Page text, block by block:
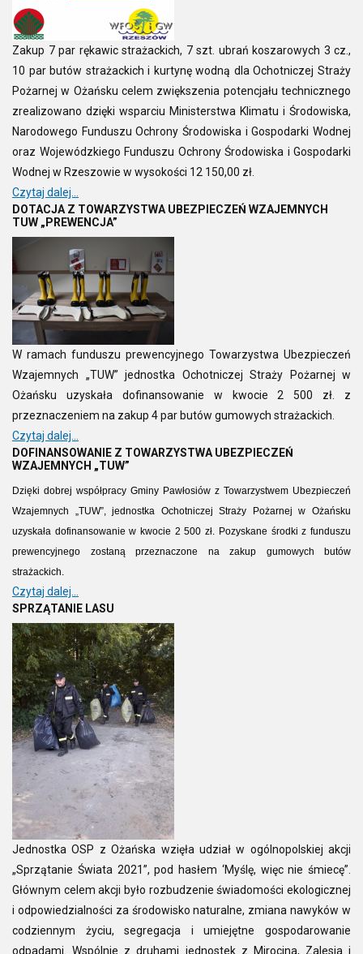
Zakup 7 par rękawic strażackich, 7 szt. ubrań koszarowych 3 cz.,
10 par butów strażackich i kurtynę wodną dla Ochotniczej Straży
Pożarnej w Ożańsku celem zwiększenia potencjału technicznego
zrealizowano dzięki wsparciu Ministerstwa Klimatu i Środowiska,
Narodowego Funduszu Ochrony Środowiska i Gospodarki Wodnej
oraz Wojewódzkiego Funduszu Ochrony Środowiska i Gospodarki
Wodnej w Rzeszowie w wysokości 12 150,00 zł.
Czytaj dalej...
DOTACJA Z TOWARZYSTWA UBEZPIECZEŃ WZAJEMNYCH
TUW „PREWENCJA”
W ramach funduszu prewencyjnego Towarzystwa Ubezpieczeń
Wzajemnych „TUW” jednostka Ochotniczej Straży Pożarnej w
Ożańsku uzyskała dofinansowanie w kwocie 2 500 zł. z
przeznaczeniem na zakup 4 par butów gumowych strażackich.
Czytaj dalej...
DOFINANSOWANIE Z TOWARZYSTWA UBEZPIECZEŃ
WZAJEMNYCH „TUW”
Dzięki dobrej współpracy Gminy Pawłosiów z Towarzystwem Ubezpieczeń
Wzajemnych „TUW”, jednostka Ochotniczej Straży Pożarnej w Ożańsku
uzyskała dofinansowanie w kwocie 2 500 zł. Pozyskane środki z funduszu
prewencyjnego zostaną przeznaczone na zakup gumowych butów
strażackich.
Czytaj dalej...
SPRZĄTANIE LASU
Jednostka OSP z Ożańska wzięła udział w ogólnopolskiej akcji
„Sprzątanie Świata 2021”, pod hasłem ‘Myślę, więc nie śmiecę”.
Głównym celem akcji było rozbudzenie świadomości ekologicznej
i odpowiedzialności za środowisko naturalne, zmiana nawyków w
codziennym życiu, segregacja i umiejętne gospodarowanie
odpadami. Wspólnie z druhami jednostek z Mirocina, Zalesia i